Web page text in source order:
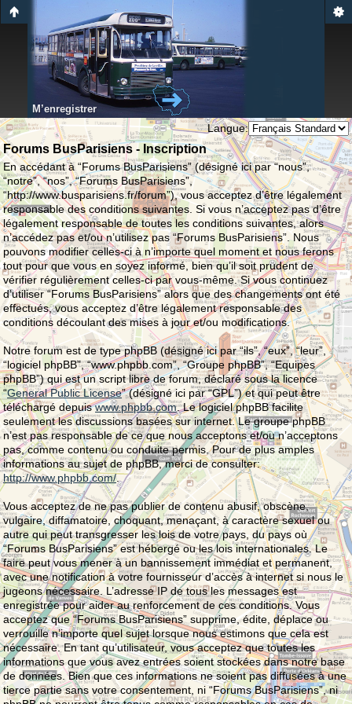
M’enregistrer
Langue:
Forums BusParisiens - Inscription
En accédant à “Forums BusParisiens” (désigné ici par “nous”,
“notre”, “nos”, “Forums BusParisiens”,
“http://www.busparisiens.fr/forum”), vous acceptez d’être légalement
responsable des conditions suivantes. Si vous n’acceptez pas d’être
légalement responsable de toutes les conditions suivantes, alors
n’accédez pas et/ou n’utilisez pas “Forums BusParisiens”. Nous
pouvons modifier celles-ci à n’importe quel moment et nous ferons
tout pour que vous en soyez informé, bien qu’il soit prudent de
vérifier régulièrement celles-ci par vous-même. Si vous continuez
d’utiliser “Forums BusParisiens” alors que des changements ont été
effectués, vous acceptez d’être légalement responsable des
conditions découlant des mises à jour et/ou modifications.
Notre forum est de type phpBB (désigné ici par “ils”, “eux”, “leur”,
“logiciel phpBB”, “www.phpbb.com”, “Groupe phpBB”, “Equipes
phpBB”) qui est un script libre de forum, déclaré sous la licence
“General Public License” (désigné ici par “GPL”) et qui peut être
téléchargé depuiswww.phpbb.com. Le logiciel phpBB facilite
seulement les discussions basées sur internet. Le groupe phpBB
n’est pas responsable de ce que nous acceptons et/ou n’acceptons
pas, comme contenu ou conduite permis. Pour de plus amples
informations au sujet de phpBB, merci de consulter:
http://www.phpbb.com/.
Vous acceptez de ne pas publier de contenu abusif, obscène,
vulgaire, diffamatoire, choquant, menaçant, à caractère sexuel ou
autre qui peut transgresser les lois de votre pays, du pays où
“Forums BusParisiens” est hébergé ou les lois internationales. Le
faire peut vous mener à un bannissement immédiat et permanent,
avec une notification à votre fournisseur d’accès à internet si nous le
jugeons nécessaire. L’adresse IP de tous les messages est
enregistrée pour aider au renforcement de ces conditions. Vous
acceptez que “Forums BusParisiens” supprime, édite, déplace ou
verrouille n’importe quel sujet lorsque nous estimons que cela est
nécessaire. En tant qu’utilisateur, vous acceptez que toutes les
informations que vous avez entrées soient stockées dans notre base
de données. Bien que ces informations ne soient pas diffusées à une
tierce partie sans votre consentement, ni “Forums BusParisiens”, ni